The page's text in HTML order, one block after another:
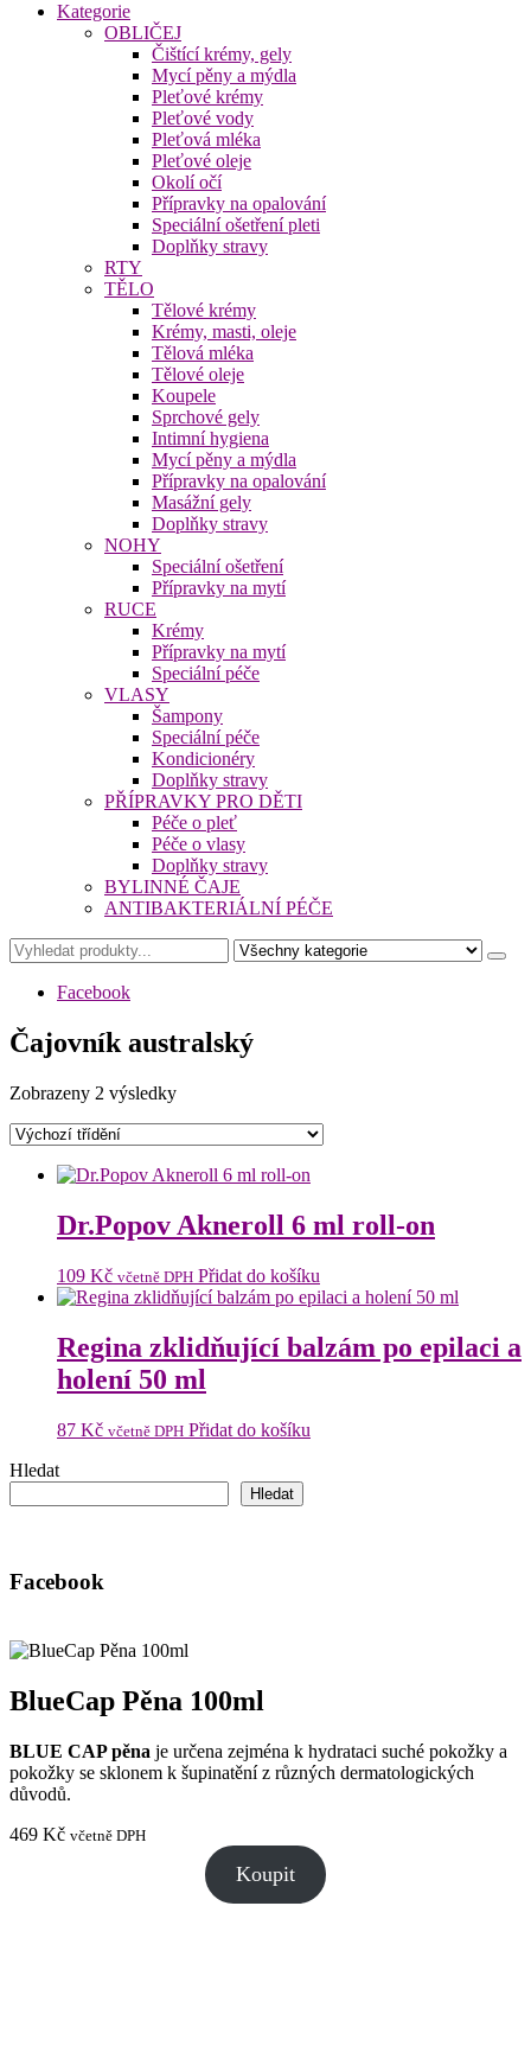
Kategorie
OBLIČEJ
Čištící krémy, gely
Mycí pěny a mýdla
Pleťové krémy
Pleťové vody
Pleťová mléka
Pleťové oleje
Okolí očí
Přípravky na opalování
Speciální ošetření pleti
Doplňky stravy
RTY
TĚLO
Tělové krémy
Krémy, masti, oleje
Tělová mléka
Tělové oleje
Koupele
Sprchové gely
Intimní hygiena
Mycí pěny a mýdla
Přípravky na opalování
Masážní gely
Doplňky stravy
NOHY
Speciální ošetření
Přípravky na mytí
RUCE
Krémy
Přípravky na mytí
Speciální péče
VLASY
Šampony
Speciální péče
Kondicionéry
Doplňky stravy
PŘÍPRAVKY PRO DĚTI
Péče o pleť
Péče o vlasy
Doplňky stravy
BYLINNÉ ČAJE
ANTIBAKTERIÁLNÍ PÉČE
Facebook
Čajovník australský
Zobrazeny 2 výsledky
Dr.Popov Akneroll 6 ml roll-on
109 Kč včetně DPH Přidat do košíku
Regina zklidňující balzám po epilaci a
holení 50 ml
87 Kč včetně DPH Přidat do košíku
Hledat
Hledat
Facebook
BlueCap Pěna 100ml
BLUE CAP pěna je určena zejména k hydrataci suché pokožky a
pokožky se sklonem k šupinatění z různých dermatologických
důvodů.
469 Kč včetně DPH
Koupit